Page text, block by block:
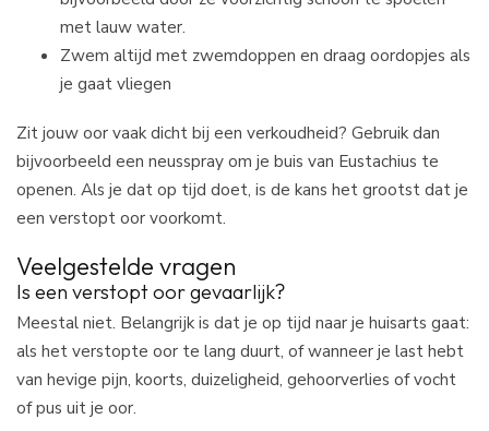
met lauw water.
Zwem altijd met zwemdoppen en draag oordopjes als
je gaat vliegen
Zit jouw oor vaak dicht bij een verkoudheid? Gebruik dan
bijvoorbeeld een neusspray om je buis van Eustachius te
openen. Als je dat op tijd doet, is de kans het grootst dat je
een verstopt oor voorkomt.
Veelgestelde vragen
Is een verstopt oor gevaarlijk?
Meestal niet. Belangrijk is dat je op tijd naar je huisarts gaat:
als het verstopte oor te lang duurt, of wanneer je last hebt
van hevige pijn, koorts, duizeligheid, gehoorverlies of vocht
of pus uit je oor.